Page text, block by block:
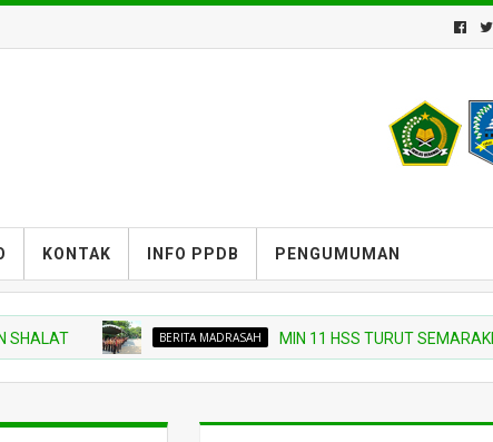
KONTAK INFO PPDB PENGUMUMAN
BERITA MADRASAH MIN 11 HSS TURUT SEMARAKKAN